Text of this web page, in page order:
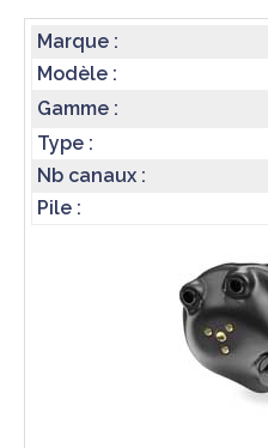
Marque :
Modèle :
Gamme :
Type :
Nb canaux :
Pile :